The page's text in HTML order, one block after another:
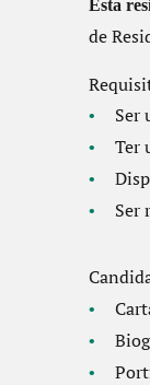
Esta
de
Ser
Ter
Ser